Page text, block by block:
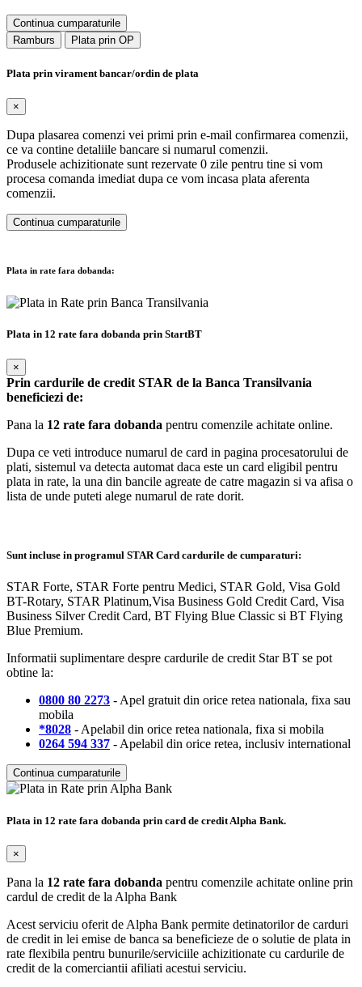
Continua cumparaturile
Ramburs
Plata prin OP
Plata prin virament bancar/ordin de plata
×
Dupa plasarea comenzi vei primi prin e-mail confirmarea comenzii,
ce va contine detaliile bancare si numarul comenzii.
Produsele achizitionate sunt rezervate 0 zile pentru tine si vom
procesa comanda imediat dupa ce vom incasa plata aferenta
comenzii.
Continua cumparaturile
Plata in rate fara dobanda:
Plata in 12 rate fara dobanda prin StartBT
×
Prin cardurile de credit STAR de la Banca Transilvania
beneficiezi de:
Pana la 12 rate fara dobanda pentru comenzile achitate online.
Dupa ce veti introduce numarul de card in pagina procesatorului de
plati, sistemul va detecta automat daca este un card eligibil pentru
plata in rate, la una din bancile agreate de catre magazin si va afisa o
lista de unde puteti alege numarul de rate dorit.
Sunt incluse in programul STAR Card cardurile de cumparaturi:
STAR Forte, STAR Forte pentru Medici, STAR Gold, Visa Gold
BT-Rotary, STAR Platinum,Visa Business Gold Credit Card, Visa
Business Silver Credit Card, BT Flying Blue Classic si BT Flying
Blue Premium.
Informatii suplimentare despre cardurile de credit Star BT se pot
obtine la:
0800 80 2273 - Apel gratuit din orice retea nationala, fixa sau
mobila
*8028 - Apelabil din orice retea nationala, fixa si mobila
0264 594 337 - Apelabil din orice retea, inclusiv international
Continua cumparaturile
Plata in 12 rate fara dobanda prin card de credit Alpha Bank.
×
Pana la 12 rate fara dobanda pentru comenzile achitate online prin
cardul de credit de la Alpha Bank
Acest serviciu oferit de Alpha Bank permite detinatorilor de carduri
de credit in lei emise de banca sa beneficieze de o solutie de plata in
rate flexibila pentru bunurile/serviciile achizitionate cu cardurile de
credit de la comerciantii afiliati acestui serviciu.